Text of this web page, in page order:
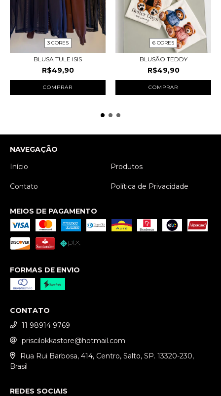
3 CORES
BLUSA TULE ISIS
R$49,90
COMPRAR
6 CORES
BLUSÃO TEDDY
R$49,90
COMPRAR
NAVEGAÇÃO
Início
Produtos
Contato Política de Privacidade
MEIOS DE PAGAMENTO
FORMAS DE ENVIO
CONTATO
11 98914 9769
priscilokkastore@hotmail.com
Rua Rui Barbosa, 414, Centro, Salto, SP. 13320-230,
Brasil
REDES SOCIAIS